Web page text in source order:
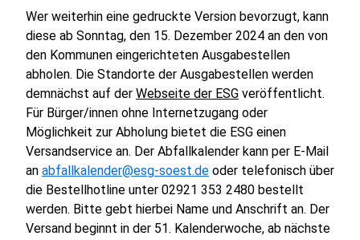
Wer weiterhin eine gedruckte Version bevorzugt, kann
diese ab Sonntag, den 15. Dezember 2024 an den von
den Kommunen eingerichteten Ausgabestellen
abholen. Die Standorte der Ausgabestellen werden
demnächst auf der Webseite der ESG veröffentlicht.
Für Bürger/innen ohne Internetzugang oder
Möglichkeit zur Abholung bietet die ESG einen
Versandservice an. Der Abfallkalender kann per E-Mail
an abfallkalender@esg-soest.de oder telefonisch über
die Bestellhotline unter 02921 353 2480 bestellt
werden. Bitte gebt hierbei Name und Anschrift an. Der
Versand beginnt in der 51. Kalenderwoche, ab nächste